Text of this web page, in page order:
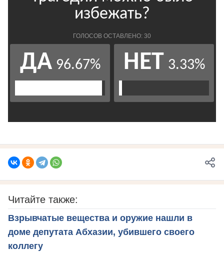
Читайте также:
Взрывчатые вещества и оружие нашли в
доме депутата Абхазии, убившего своего
коллегу